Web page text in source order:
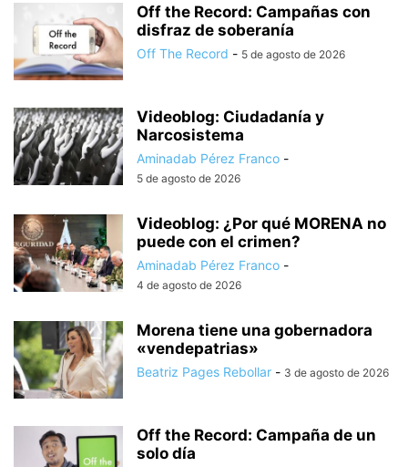
Off the Record: Campañas con
disfraz de soberanía
Off The Record - 5 de agosto de 2026
Videoblog: Ciudadanía y
Narcosistema
Aminadab Pérez Franco -
5 de agosto de 2026
Videoblog: ¿Por qué MORENA no
puede con el crimen?
Aminadab Pérez Franco -
4 de agosto de 2026
Morena tiene una gobernadora
«vendepatrias»
Beatriz Pages Rebollar - 3 de agosto de 2026
Off the Record: Campaña de un
solo día